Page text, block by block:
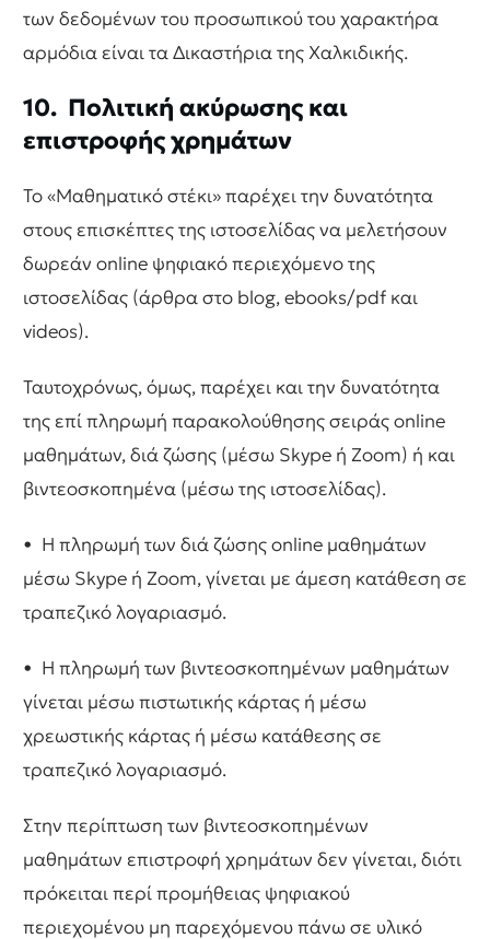
των δεδομένων του προσωπικού του χαρακτήρα
αρμόδια είναι τα Δικαστήρια της Χαλκιδικής.
10. Πολιτική ακύρωσης και
επιστροφής χρημάτων
Το «Μαθηματικό στέκι» παρέχει την δυνατότητα
στους επισκέπτες της ιστοσελίδας να μελετήσουν
δωρεάν online ψηφιακό περιεχόμενο της
ιστοσελίδας (άρθρα στο blog, ebooks/pdf και
videos).
Ταυτοχρόνως, όμως, παρέχει και την δυνατότητα
της επί πληρωμή παρακολούθησης σειράς online
μαθημάτων, διά ζώσης (μέσω Skype ή Zoom) ή και
βιντεοσκοπημένα (μέσω της ιστοσελίδας).
• H πληρωμή των διά ζώσης online μαθημάτων
μέσω Skype ή Zoom, γίνεται με άμεση κατάθεση σε
τραπεζικό λογαριασμό.
• Η πληρωμή των βιντεοσκοπημένων μαθημάτων
γίνεται μέσω πιστωτικής κάρτας ή μέσω
χρεωστικής κάρτας ή μέσω κατάθεσης σε
τραπεζικό λογαριασμό.
Στην περίπτωση των βιντεοσκοπημένων
μαθημάτων επιστροφή χρημάτων δεν γίνεται, διότι
πρόκειται περί προμήθειας ψηφιακού
περιεχομένου μη παρεχόμενου πάνω σε υλικό